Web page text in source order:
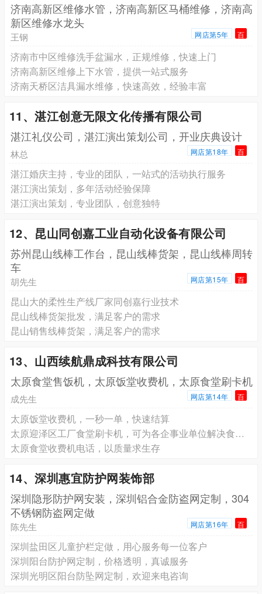
济南高新区维修水管，济南高新区马桶维修，济南高
新区维修水龙头
王钢 网店第5年 百
济南市中区维修洗手盆漏水，正规维修，快速上门
济南高新区维修上下水管，提供一站式服务
济南天桥区洁具漏水维修，快速高效，经验丰富
11、湛江创意无限文化传播有限公司
湛江礼仪公司，湛江演出策划公司，开业庆典设计
林总 网店第18年 百
湛江婚庆主持，专业的团队，一站式的活动执行服务
湛江演出策划，多年活动经验保障
湛江演出策划，专业团队，创意独特
12、昆山同创嘉工业自动化设备有限公司
苏州昆山线棒工作台，昆山线棒货架，昆山线棒周转
车
胡先生 网店第15年 百
昆山大的柔性生产线厂家同创嘉行业技术
昆山线棒货架批发，满足客户的需求
昆山销售线棒货架，满足客户的需求
13、山西续航鼎成科技有限公司
太原食堂售饭机，太原饭堂收费机，太原食堂刷卡机
成先生 网店第14年 百
太原饭堂收费机，一秒一单，快速结算
太原迎泽区工厂食堂刷卡机，可为各企事业单位解决食堂消费系统方案
太原食堂收费机电话，以质量求生存
14、深圳惠宜防护网装饰部
深圳隐形防护网安装，深圳铝合金防盗网定制，304
不锈钢防盗网定做
陈先生 网店第16年 百
深圳盐田区儿童护栏定做，用心服务每一位客户
深圳阳台防护网定制，价格透明，真诚服务
深圳光明区阳台防坠网定制，欢迎来电咨询